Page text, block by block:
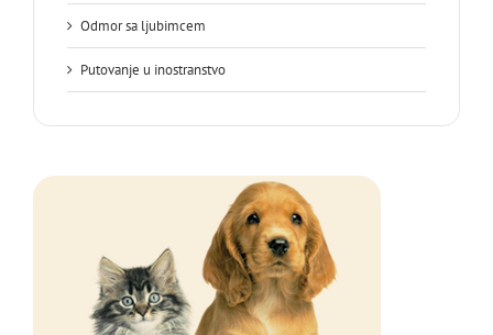
Odmor sa ljubimcem
Putovanje u inostranstvo